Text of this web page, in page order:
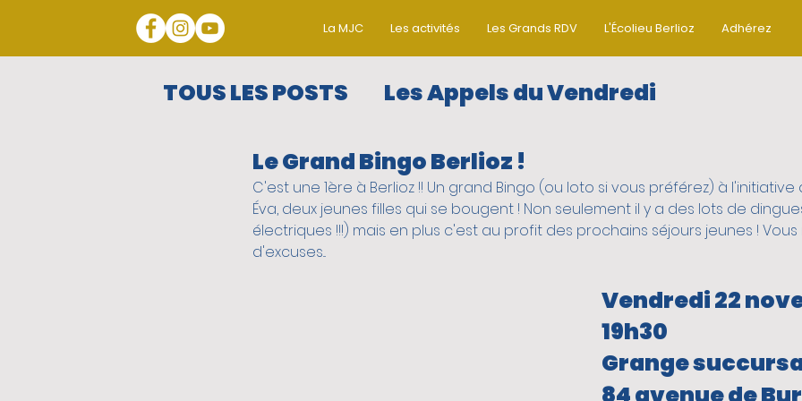
La MJC Les activités Les Grands RDV L'Écolieu Berlioz Adhérez
TOUS LES POSTS Les Appels du Vendredi
Les Grands Rendez-Vous
Les ateliers collectifs On sort du quartier
vie du quartier
Pour les
Le Grand Bingo Berlioz !
C'est une 1ère à Berlioz !! Un grand Bingo (ou loto si vous préférez) à
Éva, deux jeunes filles qui se bougent ! Non seulement il y a des lots de
électriques !!!) mais en plus c'est au profit des prochains séjours jeunes ! Vous
d'excuses...
Vendredi 22
19h30
Grange